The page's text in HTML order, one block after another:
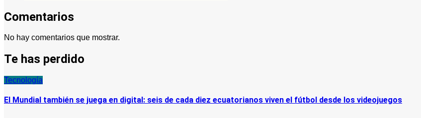
Comentarios
No hay comentarios que mostrar.
Te has perdido
Tecnología
El Mundial también se juega en digital: seis de cada diez ecuatorianos viven el fútbol desde los videojuegos